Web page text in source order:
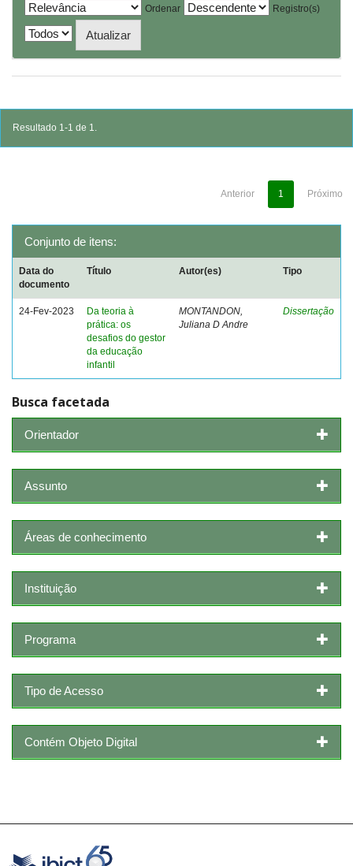
Ordenar
Registro(s)
Resultado 1-1 de 1.
Anterior 1 Próximo
Conjunto de itens:
Data do
documento
Título Autor(es) Tipo
24-Fev-2023
Da teoria à
prática: os
desafios do gestor
da educação
infantil
MONTANDON,
Juliana D Andre
Dissertação
Busca facetada
Orientador
Assunto
Áreas de conhecimento
Instituição
Programa
Tipo de Acesso
Contém Objeto Digital